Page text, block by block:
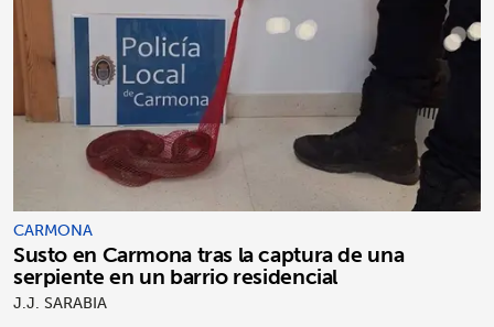
CARMONA
Susto en Carmona tras la captura de una
serpiente en un barrio residencial
J.J. SARABIA